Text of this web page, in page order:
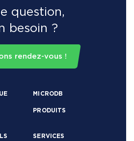
question,
besoin ?
rendez-vous !
MICRODB
PRODUITS
SERVICES